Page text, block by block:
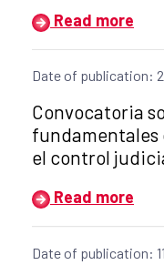
Read more
Date of publication:
Title of the
Convocatoria
fundamentales
el control
Read more
Date of publication: